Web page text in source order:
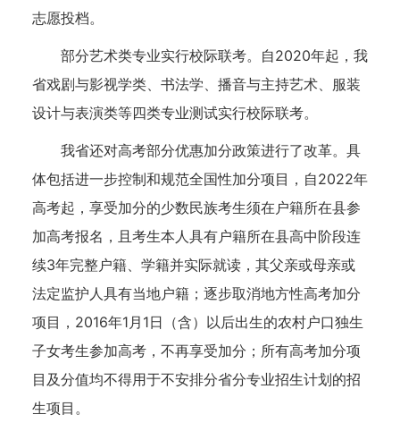
志愿投档。
部分艺术类专业实行校际联考。自2020年起，我
省戏剧与影视学类、书法学、播音与主持艺术、服装
设计与表演类等四类专业测试实行校际联考。
我省还对高考部分优惠加分政策进行了改革。具
体包括进一步控制和规范全国性加分项目，自2022年
高考起，享受加分的少数民族考生须在户籍所在县参
加高考报名，且考生本人具有户籍所在县高中阶段连
续3年完整户籍、学籍并实际就读，其父亲或母亲或
法定监护人具有当地户籍；逐步取消地方性高考加分
项目，2016年1月1日（含）以后出生的农村户口独生
子女考生参加高考，不再享受加分；所有高考加分项
目及分值均不得用于不安排分省分专业招生计划的招
生项目。